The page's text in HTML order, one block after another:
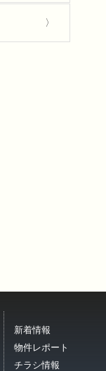
新着情報
物件レポート
チラシ情報